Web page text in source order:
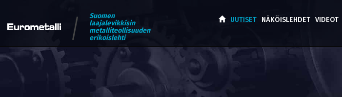
Suomen
laajalevikkisin
metalliteollisuuden
erikoislehti
UUTISET NÄKÖISLEHDET VIDEOT